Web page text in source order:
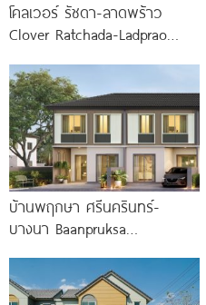
โคลเวอร์ รัชดา-ลาดพร้าว
Clover Ratchada-Ladprao
ทางด่วน และรถไฟฟ้า เริ่ม 15.5
ล้าน*
บ้านพฤกษา ศรีนครินทร์-
บางนา Baanpruksa
และบ้านแฝด ใกล้ Mega บางนา
เพียง 5